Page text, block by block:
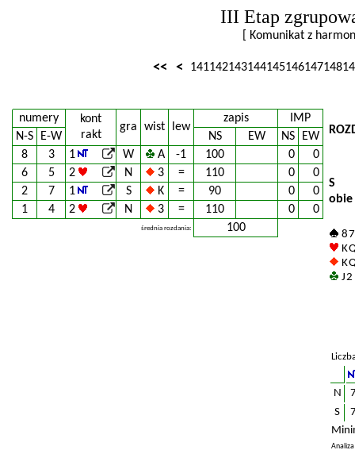
III Etap
[ Komunikat z
<< < 141142143144145146147148
numery
kont
rakt
gra wist lew
zapis
IMP
N-S
E-W NS EW NS
EW
8
3 1 W A -1 100 0
0
6
5 2 N 3 = 110 0
0
2
7 1 S K = 90 0
0
1
4 2 N 3 = 110 0 0
średnia rozdania: 100
S
obie
8 7
K
K
J 2
N
S